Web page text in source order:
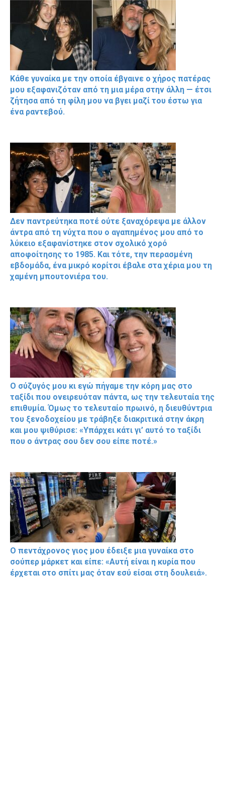
Κάθε γυναίκα με την οποία έβγαινε ο χήρος πατέρας
μου εξαφανιζόταν από τη μια μέρα στην άλλη — έτσι
ζήτησα από τη φίλη μου να βγει μαζί του έστω για
ένα ραντεβού.
Δεν παντρεύτηκα ποτέ ούτε ξαναχόρεψα με άλλον
άντρα από τη νύχτα που ο αγαπημένος μου από το
λύκειο εξαφανίστηκε στον σχολικό χορό
αποφοίτησης το 1985. Και τότε, την περασμένη
εβδομάδα, ένα μικρό κορίτσι έβαλε στα χέρια μου τη
χαμένη μπουτονιέρα του.
Ο σύζυγός μου κι εγώ πήγαμε την κόρη μας στο
ταξίδι που ονειρευόταν πάντα, ως την τελευταία της
επιθυμία. Όμως το τελευταίο πρωινό, η διευθύντρια
του ξενοδοχείου με τράβηξε διακριτικά στην άκρη
και μου ψιθύρισε: «Υπάρχει κάτι γι’ αυτό το ταξίδι
που ο άντρας σου δεν σου είπε ποτέ.»
Ο πεντάχρονος γιος μου έδειξε μια γυναίκα στο
σούπερ μάρκετ και είπε: «Αυτή είναι η κυρία που
έρχεται στο σπίτι μας όταν εσύ είσαι στη δουλειά».